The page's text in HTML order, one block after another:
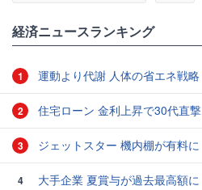
経済ニュースランキング
1 運動より代謝 人体の省エネ戦略
2 住宅ローン 金利上昇で30代直撃
3 ジェットスター 機内棚が有料に
4 大手企業 夏賞与が過去最高額に